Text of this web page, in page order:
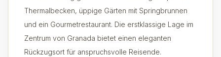
Thermalbecken, üppige Gärten mit Springbrunnen
und ein Gourmetrestaurant. Die erstklassige Lage im
Zentrum von Granada bietet einen eleganten
Rückzugsort für anspruchsvolle Reisende.